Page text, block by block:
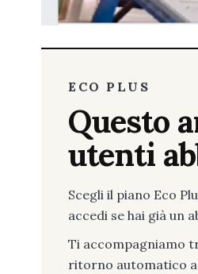
ECO PLUS
Questo
utenti
Scegli il piano Eco
accedi se hai già un
Ti accompagniamo
ritorno automatico